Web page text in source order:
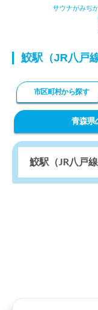
サウナがみぢ
鮫駅（JR八戸
市区町村から探す
青森県